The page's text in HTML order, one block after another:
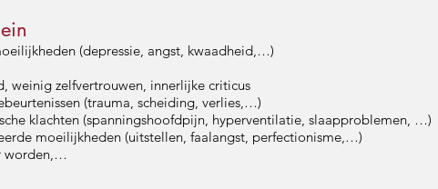
(depressie, angst, kwaadheid,…)
weinig zelfvertrouwen, innerlijke criticus
(trauma, scheiding, verlies,…)
klachten (spanningshoofdpijn, hyperventilatie, slaapproblemen, …)
moeilijkheden (uitstellen, faalangst, perfectionisme,…)
worden,…